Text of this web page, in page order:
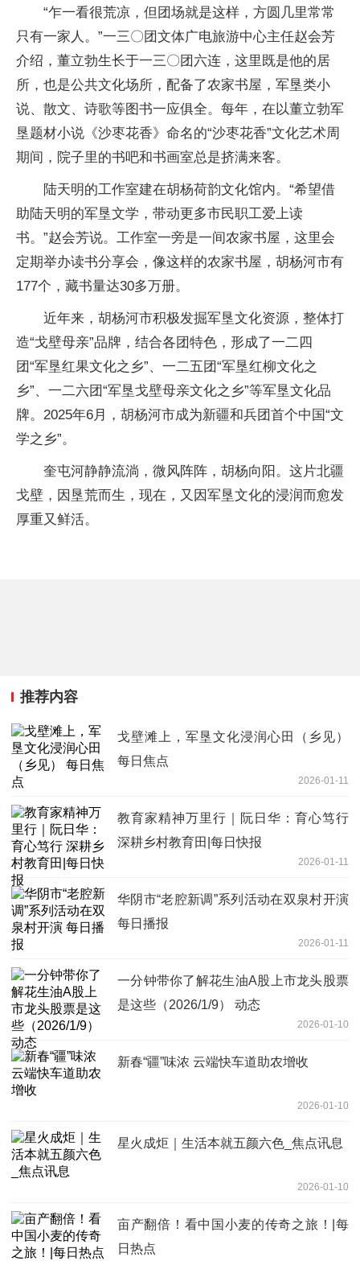
“乍一看很荒凉，但团场就是这样，方圆几里常常
只有一家人。”一三〇团文体广电旅游中心主任赵会芳
介绍，董立勃生长于一三〇团六连，这里既是他的居
所，也是公共文化场所，配备了农家书屋，军垦类小
说、散文、诗歌等图书一应俱全。每年，在以董立勃军
垦题材小说《沙枣花香》命名的“沙枣花香”文化艺术周
期间，院子里的书吧和书画室总是挤满来客。
陆天明的工作室建在胡杨荷韵文化馆内。“希望借
助陆天明的军垦文学，带动更多市民职工爱上读
书。”赵会芳说。工作室一旁是一间农家书屋，这里会
定期举办读书分享会，像这样的农家书屋，胡杨河市有
177个，藏书量达30多万册。
近年来，胡杨河市积极发掘军垦文化资源，整体打
造“戈壁母亲”品牌，结合各团特色，形成了一二四
团“军垦红果文化之乡”、一二五团“军垦红柳文化之
乡”、一二六团“军垦戈壁母亲文化之乡”等军垦文化品
牌。2025年6月，胡杨河市成为新疆和兵团首个中国“文
学之乡”。
奎屯河静静流淌，微风阵阵，胡杨向阳。这片北疆
戈壁，因垦荒而生，现在，又因军垦文化的浸润而愈发
厚重又鲜活。
推荐内容
戈壁滩上，军垦文化浸润心田（乡见）
每日焦点
2026-01-11
教育家精神万里行｜阮日华：育心笃行
深耕乡村教育田|每日快报
2026-01-11
华阴市“老腔新调”系列活动在双泉村开演
每日播报
2026-01-11
一分钟带你了解花生油A股上市龙头股票
是这些（2026/1/9） 动态
2026-01-10
新春“疆”味浓 云端快车道助农增收
2026-01-10
星火成炬｜生活本就五颜六色_焦点讯息
2026-01-10
亩产翻倍！看中国小麦的传奇之旅！|每
日热点